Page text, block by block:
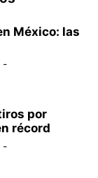
México: las
-
por
récord
-